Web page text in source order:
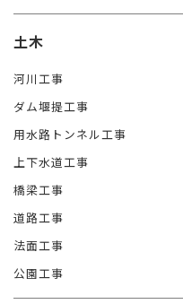
土木
河川工事
ダム堰提工事
用水路トンネル工事
上下水道工事
橋梁工事
道路工事
法面工事
公園工事